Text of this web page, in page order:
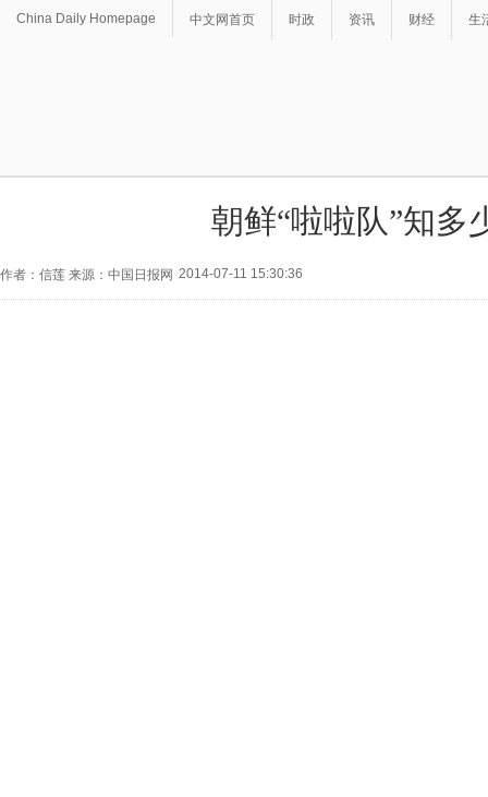
China Daily Homepage 中文网首页 时政 资讯 财经 生
朝鲜“啦啦队”知多
作者：信莲 来源：中国日报网 2014-07-11 15:30:36